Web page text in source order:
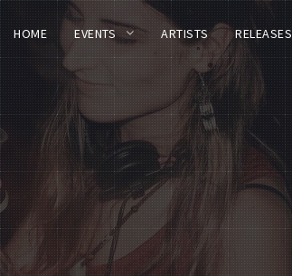
HOME EVENTS ARTISTS RELEASES